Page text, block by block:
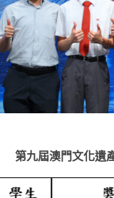
第九屆澳門文化遺